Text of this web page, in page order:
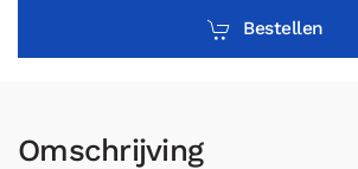
Bestellen
Omschrijving